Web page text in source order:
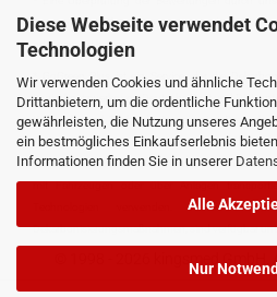
Diese Webseite verwendet
Technologien
Wir verwenden Cookies und ähnliche
Drittanbietern, um die ordentliche
gewährleisten, die Nutzung unseres
ein bestmögliches Einkaufserlebnis
Informationen finden Sie in unserer
Alle
Nur
könnten von Verbrauchern stammen, die die Ware
oder genutzt haben.
* GoGreen Plus ist ein Service, der die
Logistiknetzwerks von Deutsche Post und DHL
Kraftstoffe und Technologien reduziert Deutsche
Kraftstoffe im Transportmodus und in Gebäuden,
genutzt werden. Dies bedeutet nicht
mit Fahrzeugen oder über Anlagen
Technologien verwenden. Weitere
Dekarbonisierungsmaßnahmen, sind verfügbar
© 1998 - 2026 kingsmed GmbH.